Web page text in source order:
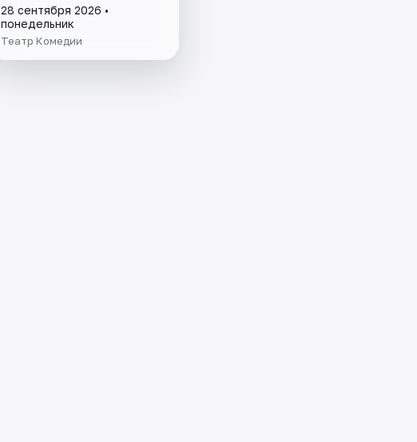
28 сентября 2026 •
понедельник
Театр Комедии